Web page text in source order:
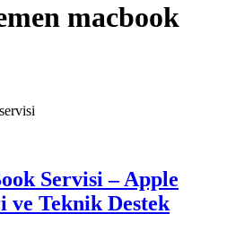
macbook
Servisi – Apple
Teknik Destek